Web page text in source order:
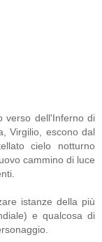
verso dell'Inferno di
Virgilio, escono dal
cielo notturno
cammino di luce
istanze della più
e qualcosa di